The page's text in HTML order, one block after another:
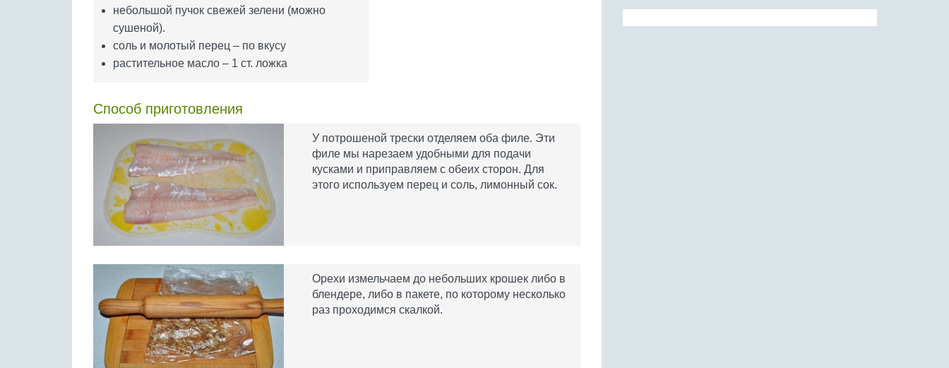
небольшой пучок свежей зелени (можно
сушеной).
соль и молотый перец – по вкусу
растительное масло – 1 ст. ложка
Способ приготовления
У потрошеной трески отделяем оба филе. Эти
филе мы нарезаем удобными для подачи
кусками и приправляем с обеих сторон. Для
этого используем перец и соль, лимонный сок.
Орехи измельчаем до небольших крошек либо в
блендере, либо в пакете, по которому несколько
раз проходимся скалкой.